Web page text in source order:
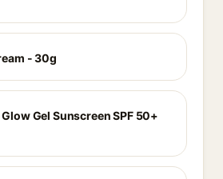
- 30g
Gel Sunscreen SPF 50+